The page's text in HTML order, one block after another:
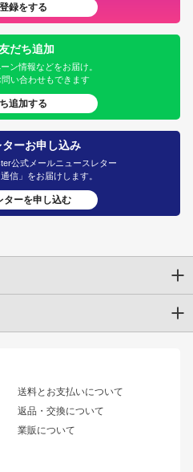
録をする
だち追加
ン情報などをお届け。
い合わせもできます
追加する
ーお申し込み
公式メールニュースレター
信」をお届けします。
ターを申し込む
送料とお支払いについて
返品・交換について
業販について
アリスト
ソアラ
アルテッツァ
レーシングライン
アタックライン
ストリームライン